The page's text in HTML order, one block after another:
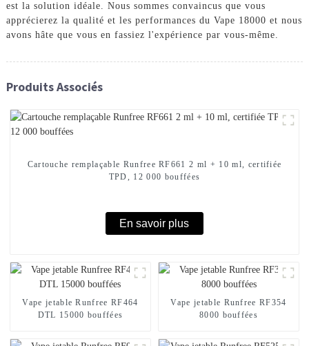
est la solution idéale. Nous sommes convaincus que vous
apprécierez la qualité et les performances du Vape 18000 et nous
avons hâte que vous en fassiez l'expérience par vous-même.
Produits Associés
Cartouche remplaçable Runfree RF661 2 ml + 10 ml, certifiée
TPD, 12 000 bouffées
En savoir plus
Vape jetable Runfree RF464
DTL 15000 bouffées
Vape jetable Runfree RF354
8000 bouffées